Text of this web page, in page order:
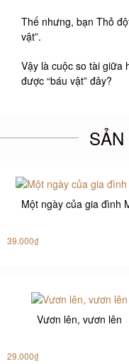
Thế nhưng, bạn Thỏ
vật”.
Vậy là cuộc so tài giữa
được “báu vật” đây?
Một ngày của gia đình
39.000₫
Vươn lên, vươn lên
29.000₫